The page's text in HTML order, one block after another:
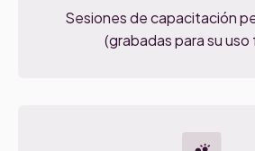
Sesiones de capacitación
(grabadas para su